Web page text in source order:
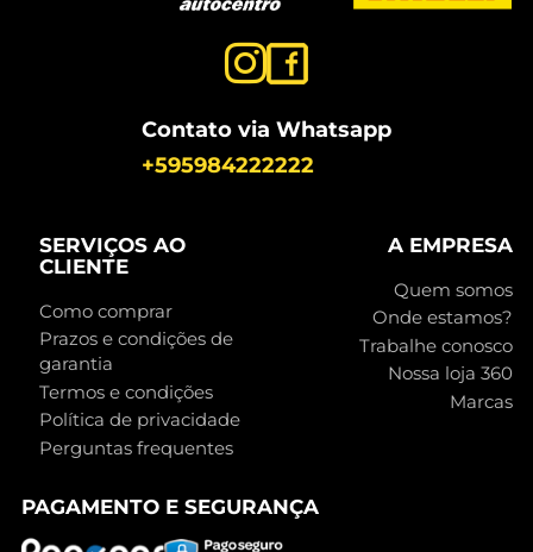
Contato via Whatsapp
+595984222222
SERVIÇOS AO
CLIENTE
Como comprar
Prazos e condições de
garantia
Termos e condições
Política de privacidade
Perguntas frequentes
A EMPRESA
Quem somos
Onde estamos?
Trabalhe conosco
Nossa loja 360
Marcas
PAGAMENTO E SEGURANÇA